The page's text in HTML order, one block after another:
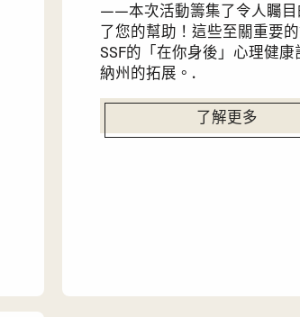
——本次活動籌集了令人矚目
了您的幫助！這些至關重要
SSF的「在你身後」心理健
納州的拓展。.
了解更多